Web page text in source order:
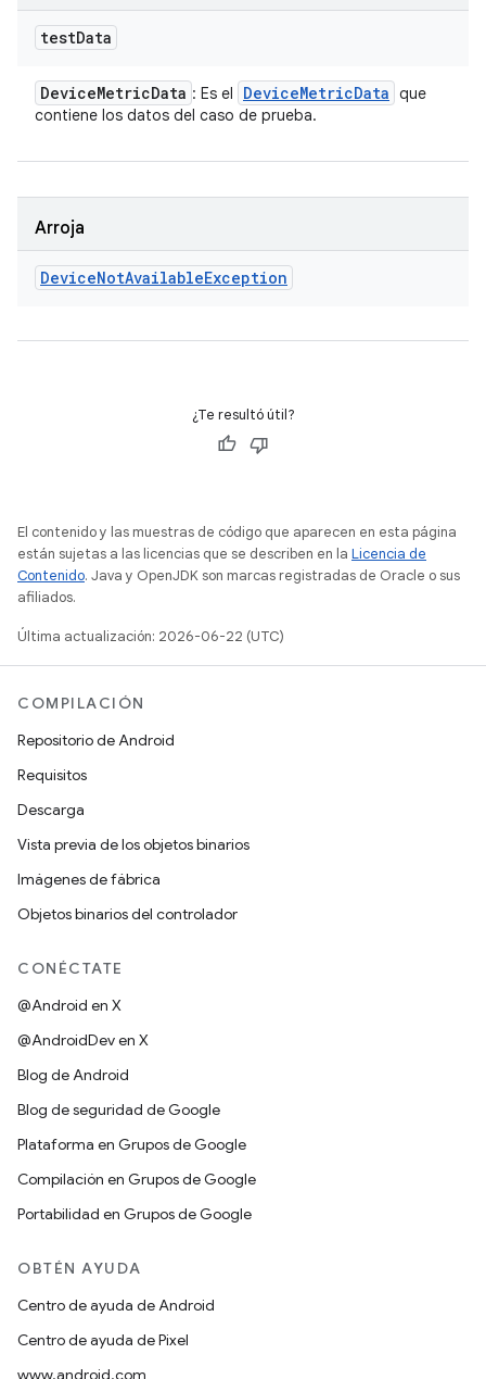
testData
DeviceMetricData : Es el DeviceMetricData que
contiene los datos del caso de prueba.
Arroja
DeviceNotAvailableException
¿Te resultó útil?
El contenido y las muestras de código que aparecen en esta página
están sujetas a las licencias que se describen en la Licencia de
Contenido. Java y OpenJDK son marcas registradas de Oracle o sus
afiliados.
Última actualización: 2026-06-22 (UTC)
COMPILACIÓN
Repositorio de Android
Requisitos
Descarga
Vista previa de los objetos binarios
Imágenes de fábrica
Objetos binarios del controlador
CONÉCTATE
@Android en X
@AndroidDev en X
Blog de Android
Blog de seguridad de Google
Plataforma en Grupos de Google
Compilación en Grupos de Google
Portabilidad en Grupos de Google
OBTÉN AYUDA
Centro de ayuda de Android
Centro de ayuda de Pixel
www.android.com